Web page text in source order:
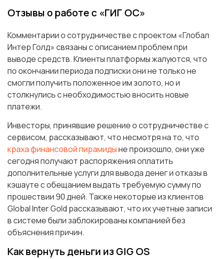
Отзывы о работе с «ГИГ ОС»
Комментарии о сотрудничестве с проектом «Глобал
Интер Голд» связаны с описанием проблем при
выводе средств. Клиенты платформы жалуются, что
по окончании периода подписки они не только не
смогли получить положенное им золото, но и
столкнулись с необходимостью вносить новые
платежи.
Инвесторы, принявшие решение о сотрудничестве с
сервисом, рассказывают, что несмотря на то, что
краха финансовой пирамидыне произошло, они уже
сегодня получают распоряжения оплатить
дополнительные услуги для вывода денег и отказы в
кэшауте с обещанием выдать требуемую сумму по
прошествии 90 дней. Также некоторые из клиентов
Global Inter Gold рассказывают, что их учетные записи
в системе были заблокированы компанией без
объяснения причин.
Как вернуть деньги из GIG OS